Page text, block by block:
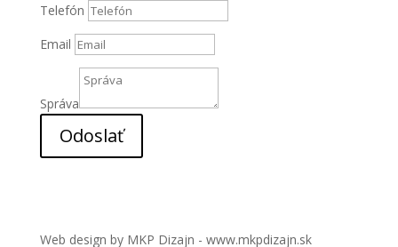
Telefón
Email
Správa
Odoslať
Web design by MKP Dizajn - www.mkpdizajn.sk